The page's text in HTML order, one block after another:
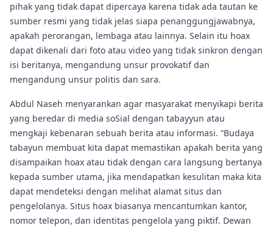
pihak yang tidak dapat dipercaya karena tidak ada tautan ke
sumber resmi yang tidak jelas siapa penanggungjawabnya,
apakah perorangan, lembaga atau lainnya. Selain itu hoax
dapat dikenali dari foto atau video yang tidak sinkron dengan
isi beritanya, mengandung unsur provokatif dan
mengandung unsur politis dan sara.
Abdul Naseh menyarankan agar masyarakat menyikapi berita
yang beredar di media soSial dengan tabayyun atau
mengkaji kebenaran sebuah berita atau informasi. “Budaya
tabayun membuat kita dapat memastikan apakah berita yang
disampaikan hoax atau tidak dengan cara langsung bertanya
kepada sumber utama, jika mendapatkan kesulitan maka kita
dapat mendeteksi dengan melihat alamat situs dan
pengelolanya. Situs hoax biasanya mencantumkan kantor,
nomor telepon, dan identitas pengelola yang piktif. Dewan